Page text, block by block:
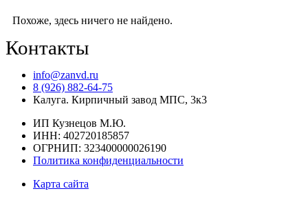
Похоже, здесь ничего не найдено.
Контакты
info@zanvd.ru
8 (926) 882-64-75
Калуга. Кирпичный завод МПС, 3к3
ИП Кузнецов М.Ю.
ИНН: 402720185857
ОГРНИП: 323400000026190
Политика конфиденциальности
Карта сайта